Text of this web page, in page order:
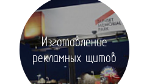
Изготовление
рекламных щитов